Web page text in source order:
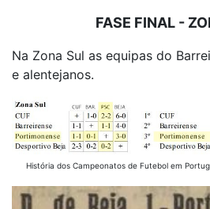
FASE FINAL -
Na Zona Sul as equipas do
e alentejanos.
História dos Campeonatos de Futebol em